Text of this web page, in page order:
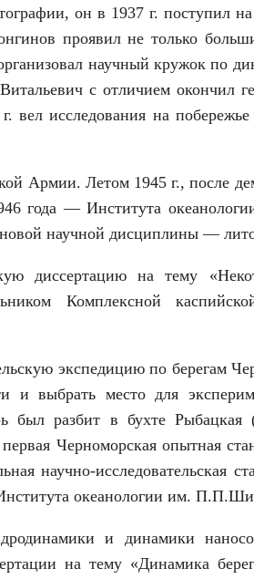
он в 1937 г. поступил на
проявил не только
научный кружок по
с отличием окончил
исследования на побережье
Армии. Летом 1945 г., после
года — Института
научной дисциплины —
диссертацию на тему
Комплексной
экспедицию по берегам
выбрать место для
был разбит в бухте
Черноморская опытная
научно-исследовательская
океанологии им.
и динамики
на тему «Динамика